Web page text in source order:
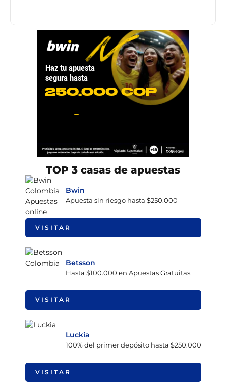
TOP 3 casas de apuestas
Bwin
Apuesta sin riesgo hasta $250.000
VISITAR
Betsson
Hasta $100.000 en Apuestas Gratuitas.
VISITAR
Luckia
100% del primer depósito hasta $250.000
VISITAR